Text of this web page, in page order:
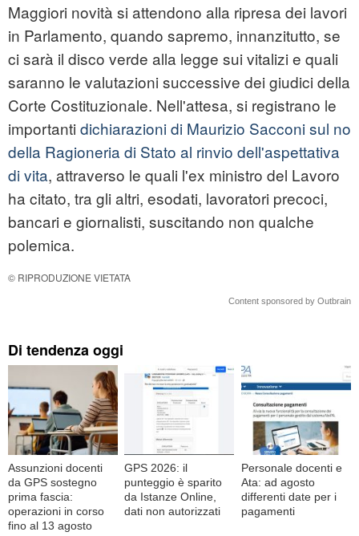
Maggiori novità si attendono alla ripresa dei lavori
in Parlamento, quando sapremo, innanzitutto, se
ci sarà il disco verde alla legge sui vitalizi e quali
saranno le valutazioni successive dei giudici della
Corte Costituzionale. Nell'attesa, si registrano le
importanti dichiarazioni di Maurizio Sacconi sul no
della Ragioneria di Stato al rinvio dell'aspettativa
di vita, attraverso le quali l'ex ministro del Lavoro
ha citato, tra gli altri, esodati, lavoratori precoci,
bancari e giornalisti, suscitando non qualche
polemica.
© RIPRODUZIONE VIETATA
Content sponsored by Outbrain
Di tendenza oggi
Assunzioni docenti
da GPS sostegno
prima fascia:
operazioni in corso
fino al 13 agosto
GPS 2026: il
punteggio è sparito
da Istanze Online,
dati non autorizzati
Personale docenti e
Ata: ad agosto
differenti date per i
pagamenti